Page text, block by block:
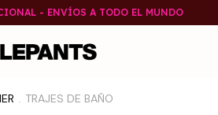
- ENVÍOS A TODO EL MUNDO
. TRAJES DE BAÑO